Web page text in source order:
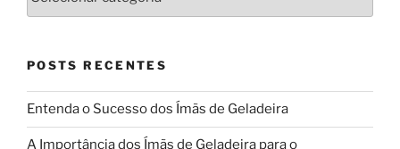
POSTS RECENTES
Entenda o Sucesso dos Ímãs de Geladeira
A Importância dos Ímãs de Geladeira para o